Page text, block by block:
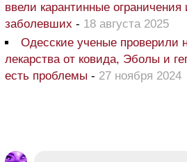
ввели карантинные ограничения
заболевших - 18 августа 2025
Одесские ученые проверили
лекарства от ковида, Эболы и
есть проблемы - 27 ноября 2024